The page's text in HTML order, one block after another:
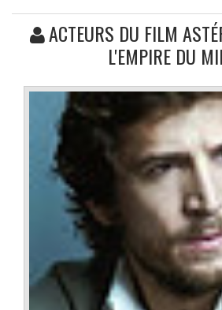
ACTEURS DU FILM
L'EMPIRE DU